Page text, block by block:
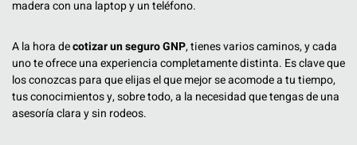
A la hora decotizar un seguro GNP, tienes varios caminos, y cada
uno te ofrece una experiencia completamente distinta. Es clave que
los conozcas para que elijas el que mejor se acomode a tu tiempo,
tus conocimientos y, sobre todo, a la necesidad que tengas de una
asesoría clara y sin rodeos.